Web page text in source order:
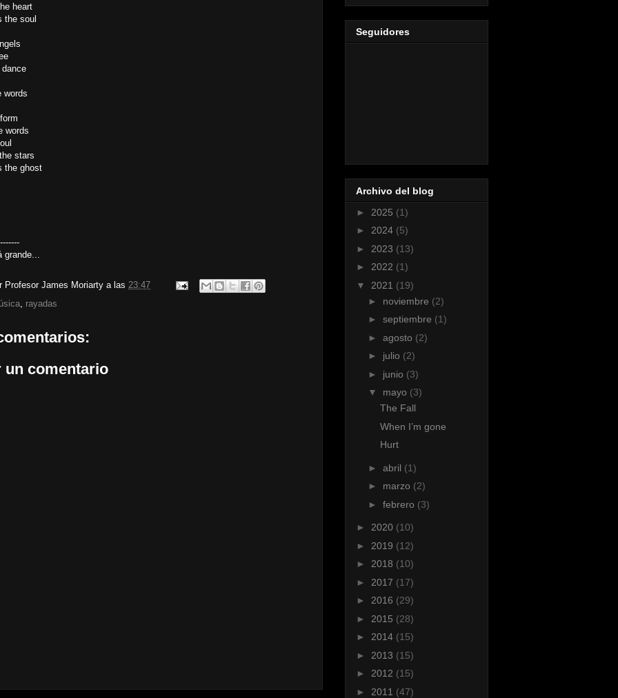
heart
the soul
words
words
stars
the ghost
grande...
Profesor James Moriarty a las 23:47
, rayadas
un comentario
Seguidores
Archivo del blog
► 2025 (1)
► 2024 (5)
► 2023 (13)
► 2022 (1)
▼ 2021 (19)
► noviembre (2)
► septiembre (1)
► agosto (2)
► julio (2)
► junio (3)
▼ mayo (3)
The Fall
When I’m gone
Hurt
► abril (1)
► marzo (2)
► febrero (3)
► 2020 (10)
► 2019 (12)
► 2018 (10)
► 2017 (17)
► 2016 (29)
► 2015 (28)
► 2014 (15)
► 2013 (15)
► 2012 (15)
► 2011 (47)